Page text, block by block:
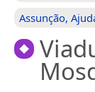
Assunção,